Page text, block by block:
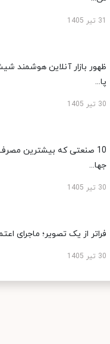
ظهور بازار آنلاین هوشمند
پا...
30 تیر 1405
10 صنعتی که بیشترین مصرف
جها...
30 تیر 1405
فراتر از یک تصویر؛ ماجرای
30 تیر 1405